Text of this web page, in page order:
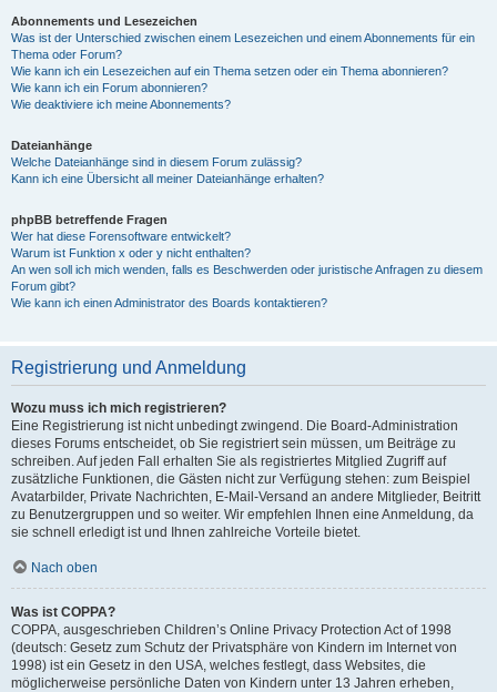
Abonnements und Lesezeichen
Was ist der Unterschied zwischen einem Lesezeichen und einem Abonnements für ein
Thema oder Forum?
Wie kann ich ein Lesezeichen auf ein Thema setzen oder ein Thema abonnieren?
Wie kann ich ein Forum abonnieren?
Wie deaktiviere ich meine Abonnements?
Dateianhänge
Welche Dateianhänge sind in diesem Forum zulässig?
Kann ich eine Übersicht all meiner Dateianhänge erhalten?
phpBB betreffende Fragen
Wer hat diese Forensoftware entwickelt?
Warum ist Funktion x oder y nicht enthalten?
An wen soll ich mich wenden, falls es Beschwerden oder juristische Anfragen zu diesem
Forum gibt?
Wie kann ich einen Administrator des Boards kontaktieren?
Registrierung und Anmeldung
Wozu muss ich mich registrieren?
Eine Registrierung ist nicht unbedingt zwingend. Die Board-Administration
dieses Forums entscheidet, ob Sie registriert sein müssen, um Beiträge zu
schreiben. Auf jeden Fall erhalten Sie als registriertes Mitglied Zugriff auf
zusätzliche Funktionen, die Gästen nicht zur Verfügung stehen: zum Beispiel
Avatarbilder, Private Nachrichten, E-Mail-Versand an andere Mitglieder, Beitritt
zu Benutzergruppen und so weiter. Wir empfehlen Ihnen eine Anmeldung, da
sie schnell erledigt ist und Ihnen zahlreiche Vorteile bietet.
Nach oben
Was ist COPPA?
COPPA, ausgeschrieben Children’s Online Privacy Protection Act of 1998
(deutsch: Gesetz zum Schutz der Privatsphäre von Kindern im Internet von
1998) ist ein Gesetz in den USA, welches festlegt, dass Websites, die
möglicherweise persönliche Daten von Kindern unter 13 Jahren erheben,